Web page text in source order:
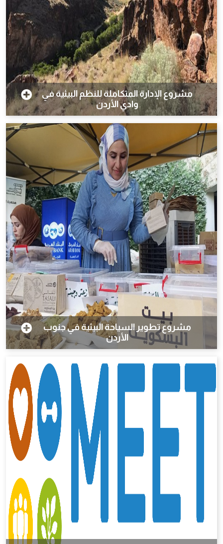
مشروع الإدارة المتكاملة للنظم البيئية في
وادي الأردن
مشروع تطوير السياحة البيئية في جنوب
الأردن